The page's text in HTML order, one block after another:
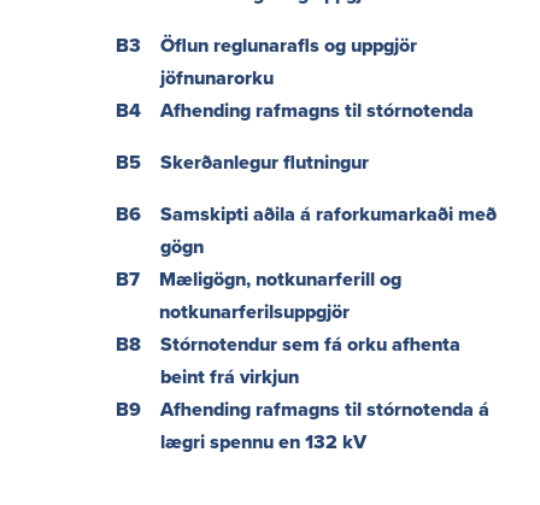
Siðareglur Landsnets
Mannauður
Eftirsóknarverður vinnustaður
Starfsfólkið okkar
Jafnréttisáætlun Landsnets 2026-2029
Útgáfa og samskipti
Persónuverndarreglur
B3
Öflun reglunarafls og uppgjör
jöfnunarorku
B4
Afhending rafmagns til stórnotenda
B5
Skerðanlegur flutningur
B6
Samskipti aðila á raforkumarkaði með
gögn
B7
Mæligögn, notkunarferill og
notkunarferilsuppgjör
B8
Stórnotendur sem fá orku afhenta
beint frá virkjun
B9
Afhending rafmagns til stórnotenda á
lægri spennu en 132 kV